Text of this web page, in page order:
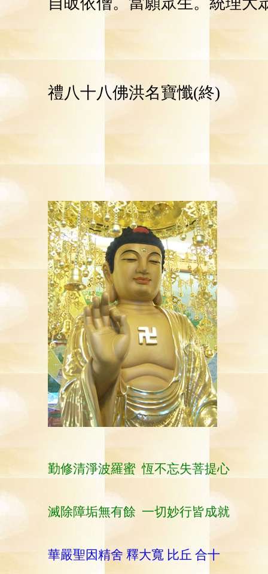
禮八十八佛洪名寶懺(終)
勤修清淨波羅蜜 恆不忘失菩提心
滅除障垢無有餘 一切妙行皆成就
華嚴聖因精舍 釋大寬 比丘 合十